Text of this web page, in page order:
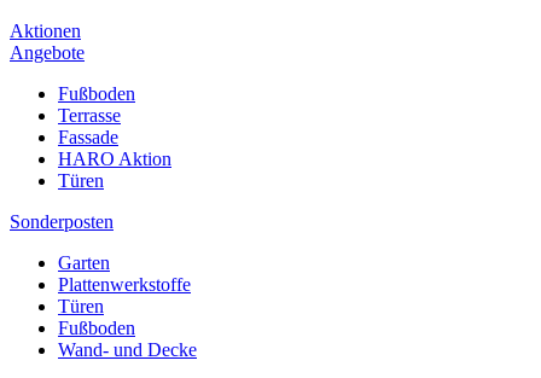
Aktionen
Angebote
Fußboden
Terrasse
Fassade
HARO Aktion
Türen
Sonderposten
Garten
Plattenwerkstoffe
Türen
Fußboden
Wand- und Decke